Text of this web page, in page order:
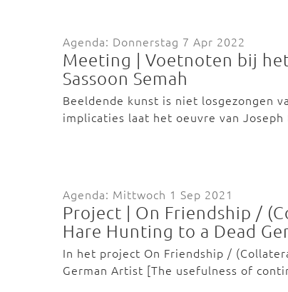
Agenda: Donnerstag 7 Apr 2022
Meeting | Voetnoten bij
Sassoon Semah
Beeldende kunst is niet losgezongen
implicaties laat het oeuvre van Joseph
Agenda: Mittwoch 1 Sep 2021
Project | On Friendship /
Hare Hunting to a Dead
In het project On Friendship /
German Artist [The usefulness of